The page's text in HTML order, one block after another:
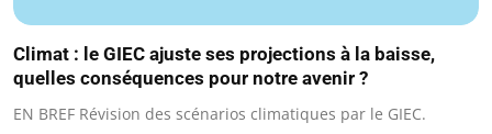
Climat : le GIEC ajuste ses projections à la baisse,
quelles conséquences pour notre avenir ?
EN BREF Révision des scénarios climatiques par le GIEC.